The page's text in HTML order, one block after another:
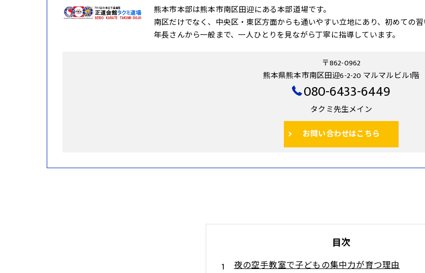
熊本市本部は熊本市南区田迎にある本部道場です。
南区だけでなく、中央区・東区方面からも通いやすい立地にあり、初めての
年長さんから一般まで、一人ひとりを見ながら丁寧に指導しています。
〒862-0962
熊本県熊本市南区田迎6-2-20 マルマルビル1階
080-6433-6449
タクミ先生メイン
お問い合わせはこちら
目次
夜の空手教室で子どもの集中力が育つ理由